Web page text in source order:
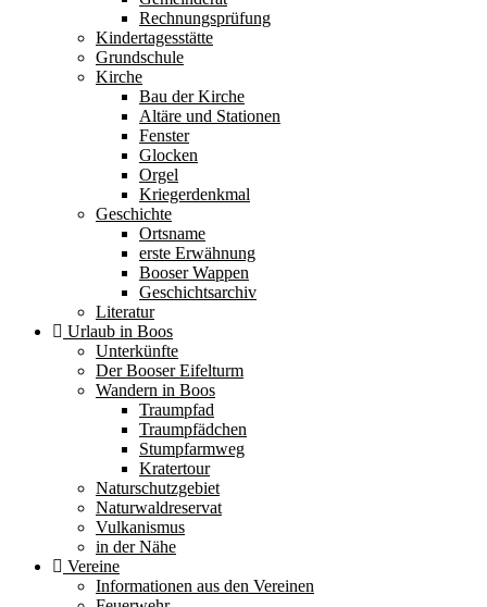
Rechnungsprüfung
Kindertagesstätte
Grundschule
Kirche
Bau der Kirche
Altäre und Stationen
Fenster
Glocken
Orgel
Kriegerdenkmal
Geschichte
Ortsname
erste Erwähnung
Booser Wappen
Geschichtsarchiv
Literatur
Urlaub in Boos
Unterkünfte
Der Booser Eifelturm
Wandern in Boos
Traumpfad
Traumpfädchen
Stumpfarmweg
Kratertour
Naturschutzgebiet
Naturwaldreservat
Vulkanismus
in der Nähe
Vereine
Informationen aus den Vereinen